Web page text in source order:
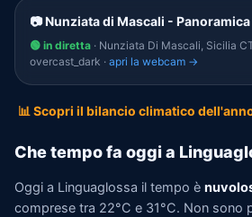
📷 Nunziata di Mascali -
🟢 in diretta · Nunziata Di Mascali, Sicilia
overcast_dark · apri la webcam →
📊 Scopri il bilancio climatico
Che tempo fa oggi a
Oggi a Linguaglossa il tempo è
comprese tra 22°C e 31°C. Non sono